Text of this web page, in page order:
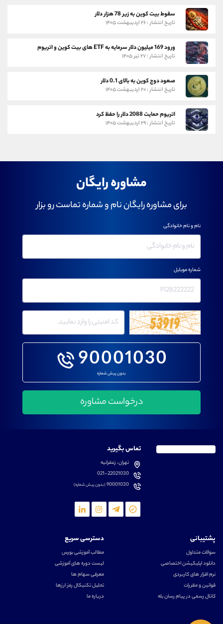
سقوط بیت کوین به زیر 78 هزار دلار
تاریخ انتشار : ۲۶ اردیبهشت ۱۴۰۵
ورود 169 میلیون دلار سرمایه به ETF های بیت کوین و اتریوم
تاریخ انتشار : ۲۷ تیر ۱۴۰۵
صعود دوج کوین به بالای 0.1 دلار
تاریخ انتشار : ۲۰ اردیبهشت ۱۴۰۵
اتریوم حمایت 2088 دلار را حفظ کرد
تاریخ انتشار : ۲۹ اردیبهشت ۱۴۰۵
مشاوره رایگان
برای مشاوره رایگان نام و شماره تماست رو بزار
90001030
بدون پیش شماره
نام و نام خانوادگی
شماره موبایل
تماس بگیرید
تهران، زعفرانیه
021-22021030
90001030(بدون پیش شماره)
پشتیبانی
سوالات متداول
دانلود اپلیکیشن اختصاصی
نرم افزار های کاربردی
قوانین و مقررات
کانال رسمی در پیام رسان بله
دسترسی سریع
مطالب آموزشی بورس
لیست دوره های آموزشی
معرفی سهام ها
تحلیل تکنیکال رمز ارزها
درباره ما